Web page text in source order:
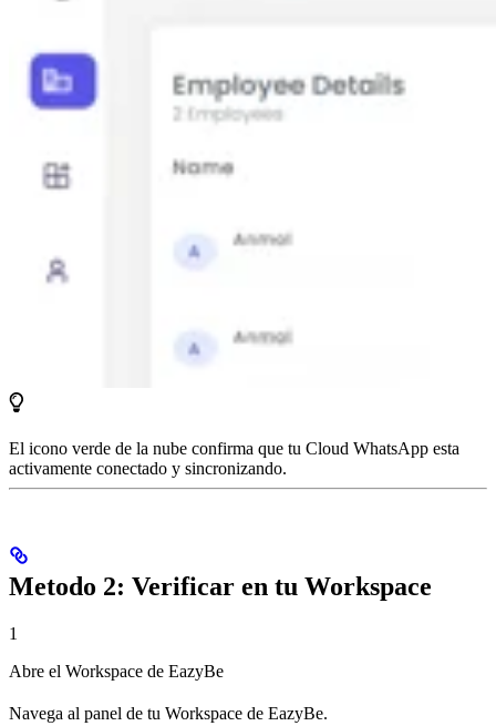
El icono verde de la nube confirma que tu Cloud WhatsApp esta
activamente conectado y sincronizando.
Metodo 2: Verificar en tu Workspace
1
Abre el Workspace de EazyBe
Navega al panel de tu Workspace de EazyBe.